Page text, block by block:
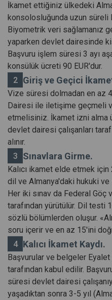
İkamet ettiğiniz ülkedeki
konsolosluğunda uzun süreli
Biyometrik veri sağlamanız
yaparken devlet dairesinde
Başvuru işlem süresi 3 ayı
konsülük ücreti 90 EUR'dur.
Giriş ve Geçici
Vize süresi dolmadan en az
Dairesi ile iletişime geçmeli
etmelisiniz. İkamet izni alma
devlet dairesi çalışanları
alınır.
Sınavlara Girme.
Kalıcı ikamet elde etmek
dil ve Almanya'daki hukuki
Her iki sınav da Federal Göç
tarafından yürütülür. Dil testi
sözlü bölümlerden oluşur.
soru içerir ve en az 15'ini
Kalıcı İkamet Kaydı.
Başvurular ve belgeler Eyalet
tarafından kabul edilir.
süresi devlet dairesi
yaşadıktan sonra 3-5 yıl